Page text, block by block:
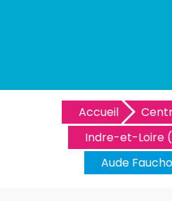
Accueil
Indre-et-Loire
Aude